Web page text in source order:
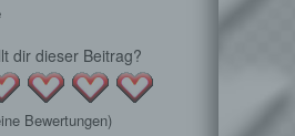
dir dieser Beitrag?
Bewertungen)